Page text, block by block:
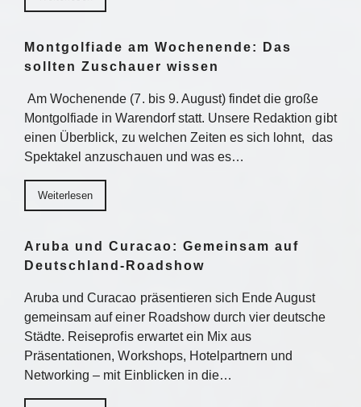
Montgolfiade am Wochenende: Das
sollten Zuschauer wissen
Am Wochenende (7. bis 9. August) findet die große
Montgolfiade in Warendorf statt. Unsere Redaktion gibt
einen Überblick, zu welchen Zeiten es sich lohnt, das
Spektakel anzuschauen und was es…
Weiterlesen
Aruba und Curacao: Gemeinsam auf
Deutschland-Roadshow
Aruba und Curacao präsentieren sich Ende August
gemeinsam auf einer Roadshow durch vier deutsche
Städte. Reiseprofis erwartet ein Mix aus
Präsentationen, Workshops, Hotelpartnern und
Networking – mit Einblicken in die…